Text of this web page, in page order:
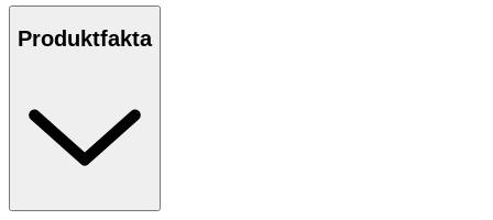
Produktfakta